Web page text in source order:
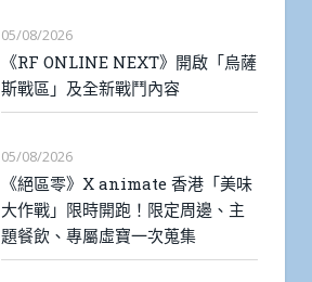
05/08/2026
《RF ONLINE NEXT》開啟「烏薩
斯戰區」及全新戰鬥內容
05/08/2026
《絕區零》X animate 香港「美味
大作戰」限時開跑！限定周邊、主
題餐飲、專屬虛寶一次蒐集